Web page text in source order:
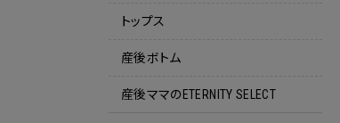
トップス
産後ボトム
産後ママのETERNITY SELECT